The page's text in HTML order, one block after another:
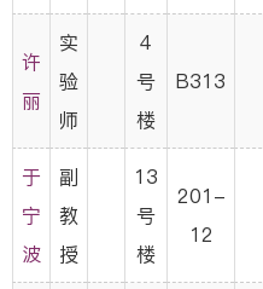
许
丽
实
验
师
4
号
楼
B313
于
宁
波
副
教
授
13
号
楼
201-
12